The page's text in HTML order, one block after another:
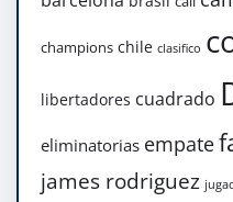
champions chile clasifico
libertadores cuadrado
eliminatorias empate
james rodriguez